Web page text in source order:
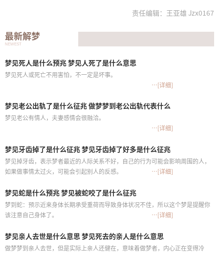
责任编辑：王亚雄 Jzx0167
最新解梦
NEWEST
梦见死人是什么预兆 梦见人死了是什么意思
梦见死人或死亡不用害怕，不一定是坏事。
…[详细]
梦见老公出轨了是什么征兆 做梦梦到老公出轨代表什么
梦见老公有情人，夫妻感情会很融洽。
…[详细]
梦见牙齿掉了是什么征兆 梦见牙齿掉了好多是什么征兆
梦见掉牙齿，表示梦者最近的人际关系不好，自己的行为可能会影响周围的人，
如果做事情太过火，可能会引起别人的反感。
…[详细]
梦见蛇是什么预兆 梦见被蛇咬了是什么征兆
梦到蛇：预示近来身体长期承受重荷而导致身体状况不佳，所以这个梦是提醒你
该注意自己身体了。
…[详细]
梦见亲人去世是什么意思 梦见死去的亲人是什么意思
做梦梦到亲人去世，但是实际上亲人还健在，意味着做梦者，内心正在变得冷